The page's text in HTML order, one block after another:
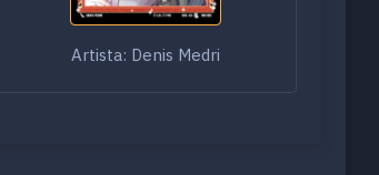
Artista: Denis Medri